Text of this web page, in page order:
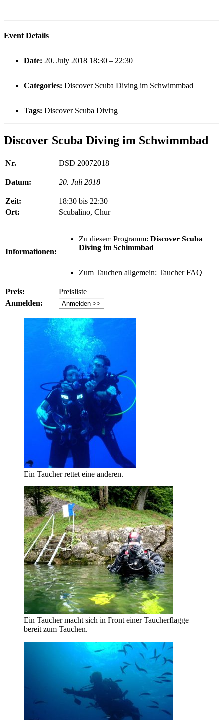
Event Details
Date: 20. July 2018 18:30 – 22:30
Categories: Discover Scuba Diving im Schwimmbad
Tags: Discover Scuba Diving
Discover Scuba Diving im Schwimmbad
Nr. DSD 20072018
Datum: 20. Juli 2018
Zeit:
18:30 bis 22:30
Ort:
Scubalino, Chur
Informationen:
Zu diesem Programm: Discover Scuba
Diving im Schimmbad
Zum Tauchen allgemein: Taucher FAQ
Preis:
Preisliste
Anmelden:
Anmelden >>
Ein Taucher rettet eine anderen.
Ein Taucher macht sich in Front einer Taucherflagge
bereit zum Tauchen.